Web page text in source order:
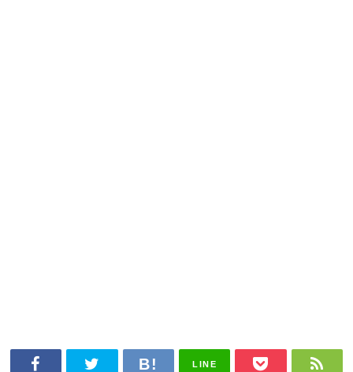
LINE